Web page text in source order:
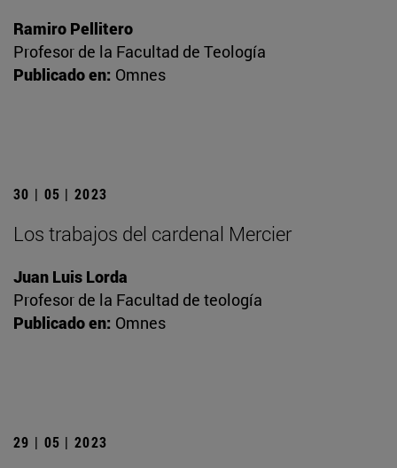
Ramiro Pellitero
Profesor de la Facultad de Teología
Publicado en: Omnes
30 | 05 | 2023
Los trabajos del cardenal Mercier
Juan Luis Lorda
Profesor de la Facultad de teología
Publicado en: Omnes
29 | 05 | 2023